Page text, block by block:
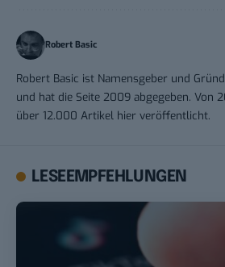
Robert Basic
Robert Basic ist Namensgeber und
und hat die Seite 2009 abgegeben. Von
über 12.000 Artikel hier veröffentlicht.
LESEEMPFEHLUNGEN